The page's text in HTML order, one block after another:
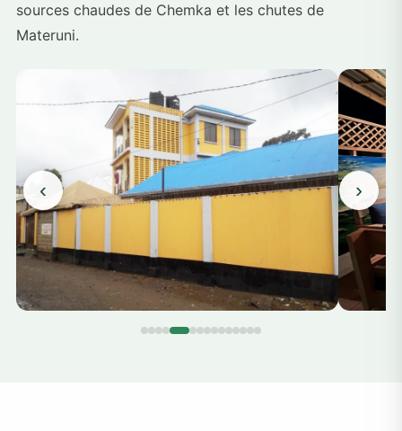
sources chaudes de Chemka et les chutes de
Materuni.
‹ ›